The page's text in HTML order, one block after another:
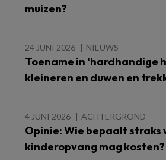
muizen?
24 JUNI 2026 NIEUWS
Toename in ‘hardhandige
kleineren en duwen en
4 JUNI 2026 ACHTERGROND
Opinie: Wie bepaalt straks
kinderopvang mag kosten?